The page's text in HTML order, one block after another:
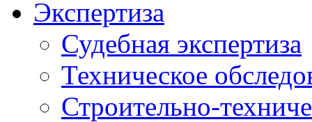
Экспертиза
Судебная экспертиза
Техническое
Строительно-